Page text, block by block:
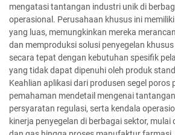
mengatasi tantangan industri unik di
operasional. Perusahaan khusus ini
yang luas, memungkinkan mereka
dan memproduksi solusi penyegelan
secara tepat dengan kebutuhan spesifik
yang tidak dapat dipenuhi oleh produk
Keahlian aplikasi dari produsen segel poros
pemahaman mendetail mengenai
persyaratan regulasi, serta kendala
kinerja penyegelan di berbagai sektor,